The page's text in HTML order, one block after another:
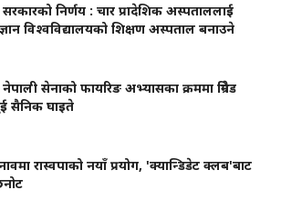
निर्णय : चार प्रादेशिक अस्पताललाई
विश्वविद्यालयको शिक्षण अस्पताल बनाउने
नेपाली सेनाको फायरिङ अभ्यासका क्रममा ग्रिनेड
सैनिक घाइते
रास्वपाको नयाँ प्रयोग, 'क्यान्डिडेट क्लब'बाट